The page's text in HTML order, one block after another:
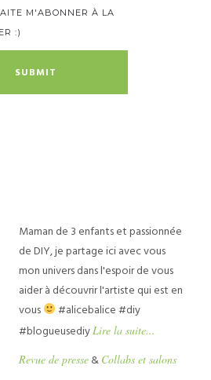
M'ABONNER À LA
:)
Maman de 3 enfants et passionnée
de DIY, je partage ici avec vous
mon univers dans l'espoir de vous
aider à découvrir l'artiste qui est en
vous
#alicebalice #diy
#blogueusediy Lire la suite...
Revue de presse & Collabs et salons